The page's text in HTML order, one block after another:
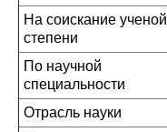
На соискание ученой
степени
По научной
специальности
Отрасль науки